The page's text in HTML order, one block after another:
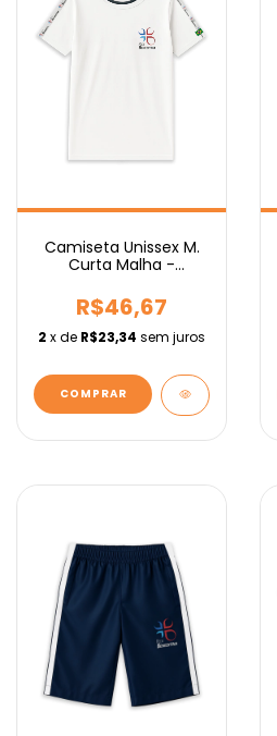
Camiseta Unissex M.
Curta Malha -
R$46,67
2 x de R$23,34 sem juros
COMPRAR